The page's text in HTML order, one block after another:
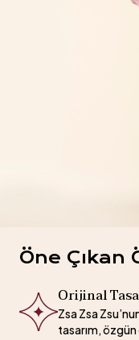
Öne Çıkan
Orijinal
Zsa Zsa
tasarım,